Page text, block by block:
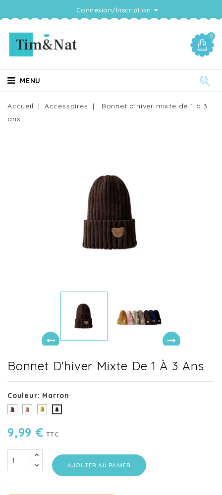
Connexion/Inscription
0
MENU
Accueil Accessoires
Bonnet d'hiver mixte de 1 à 3
ans
Bonnet D'hiver Mixte De 1 À 3 Ans
Couleur: Marron
TaupeRoseJauneMarron
9,99 € TTC
AJOUTER AU PANIER